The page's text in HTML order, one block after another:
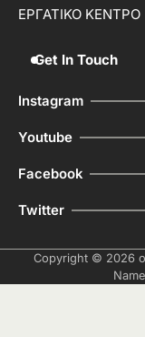
ΕΡΓΑΤΙΚΟ ΚΕΝΤΡΟ
Get In Touch
Instagram
Youtube
Facebook
Twitter
Copyright © 2026
Name